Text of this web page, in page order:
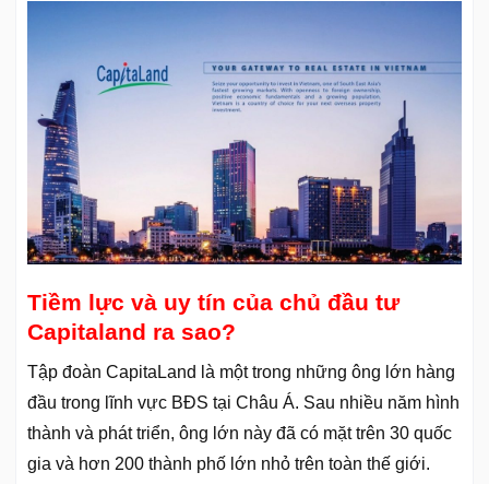
Tiềm lực và uy tín của chủ đầu tư
Capitaland ra sao?
Tập đoàn CapitaLand là một trong những ông lớn hàng
đầu trong lĩnh vực BĐS tại Châu Á. Sau nhiều năm hình
thành và phát triển, ông lớn này đã có mặt trên 30 quốc
gia và hơn 200 thành phố lớn nhỏ trên toàn thế giới.